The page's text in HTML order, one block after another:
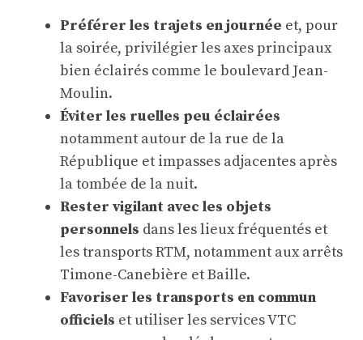
Préférer les trajets en journée et, pour
la soirée, privilégier les axes principaux
bien éclairés comme le boulevard Jean-
Moulin.
Éviter les ruelles peu éclairées
notamment autour de la rue de la
République et impasses adjacentes après
la tombée de la nuit.
Rester vigilant avec les objets
personnels dans les lieux fréquentés et
les transports RTM, notamment aux arrêts
Timone-Canebière et Baille.
Favoriser les transports en commun
officiels et utiliser les services VTC